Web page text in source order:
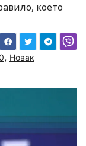
което
, Новак